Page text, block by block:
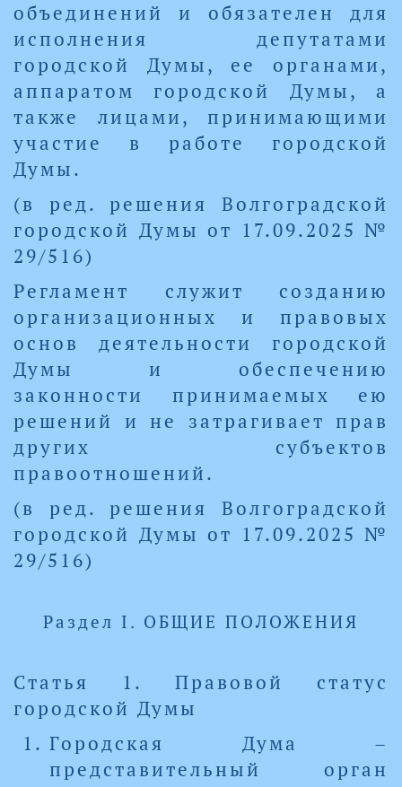
объединений и обязателен для
исполнения депутатами
городской Думы, ее органами,
аппаратом городской Думы, а
также лицами, принимающими
участие в работе городской
Думы.
(в ред. решения Волгоградской
городской Думы от 17.09.2025 №
29/516)
Регламент служит созданию
организационных и правовых
основ деятельности городской
Думы и обеспечению
законности принимаемых ею
решений и не затрагивает прав
других субъектов
правоотношений.
(в ред. решения Волгоградской
городской Думы от 17.09.2025 №
29/516)
Раздел I. ОБЩИЕ ПОЛОЖЕНИЯ
Статья 1. Правовой статус
городской Думы
Городская Дума –
представительный орган